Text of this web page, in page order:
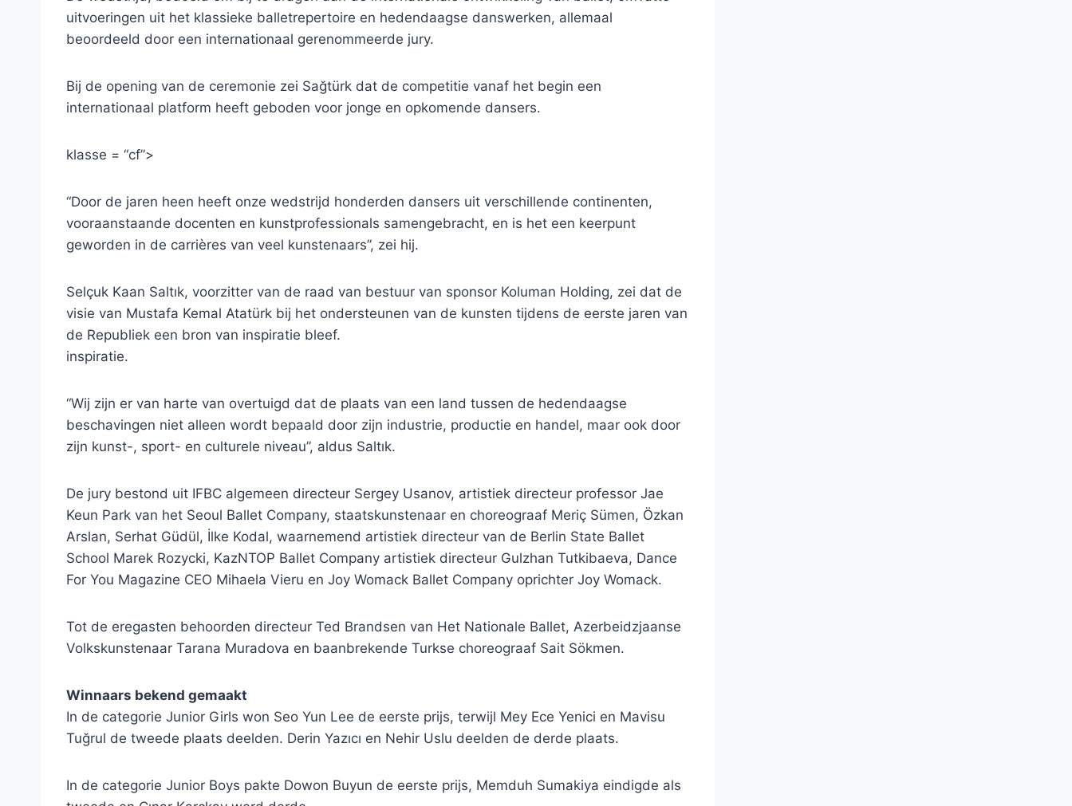
uitvoeringen uit het klassieke balletrepertoire en hedendaagse danswerken, allemaal
beoordeeld door een internationaal gerenommeerde jury.
Bij de opening van de ceremonie zei Sağtürk dat de competitie vanaf het begin een
internationaal platform heeft geboden voor jonge en opkomende dansers.
klasse = “cf”>
“Door de jaren heen heeft onze wedstrijd honderden dansers uit verschillende continenten,
vooraanstaande docenten en kunstprofessionals samengebracht, en is het een keerpunt
geworden in de carrières van veel kunstenaars”, zei hij.
Selçuk Kaan Saltık, voorzitter van de raad van bestuur van sponsor Koluman Holding, zei dat de
visie van Mustafa Kemal Atatürk bij het ondersteunen van de kunsten tijdens de eerste jaren van
de Republiek een bron van inspiratie bleef.
inspiratie.
“Wij zijn er van harte van overtuigd dat de plaats van een land tussen de hedendaagse
beschavingen niet alleen wordt bepaald door zijn industrie, productie en handel, maar ook door
zijn kunst-, sport- en culturele niveau”, aldus Saltık.
De jury bestond uit IFBC algemeen directeur Sergey Usanov, artistiek directeur professor Jae
Keun Park van het Seoul Ballet Company, staatskunstenaar en choreograaf Meriç Sümen, Özkan
Arslan, Serhat Güdül, İlke Kodal, waarnemend artistiek directeur van de Berlin State Ballet
School Marek Rozycki, KazNTOP Ballet Company artistiek directeur Gulzhan Tutkibaeva, Dance
For You Magazine CEO Mihaela Vieru en Joy Womack Ballet Company oprichter Joy Womack.
Tot de eregasten behoorden directeur Ted Brandsen van Het Nationale Ballet, Azerbeidzjaanse
Volkskunstenaar Tarana Muradova en baanbrekende Turkse choreograaf Sait Sökmen.
Winnaars bekend gemaakt
In de categorie Junior Girls won Seo Yun Lee de eerste prijs, terwijl Mey Ece Yenici en Mavisu
Tuğrul de tweede plaats deelden. Derin Yazıcı en Nehir Uslu deelden de derde plaats.
In de categorie Junior Boys pakte Dowon Buyun de eerste prijs, Memduh Sumakiya eindigde als